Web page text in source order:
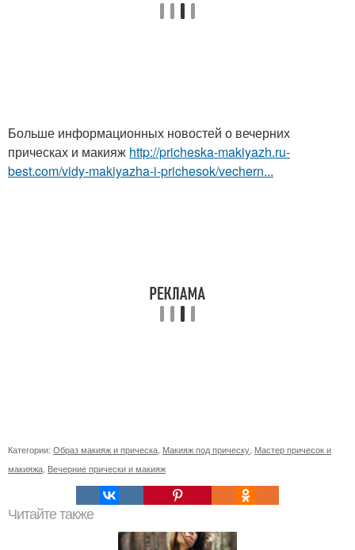
Больше информационных новостей о вечерних
прическах и макияж http://pricheska-makiyazh.ru-
best.com/vidy-makiyazha-i-prichesok/vechern...
Категории: Образ макияж и прическа Макияж под прическу Мастер причесок и
макияжа Вечерние прически и макияж
Читайте также